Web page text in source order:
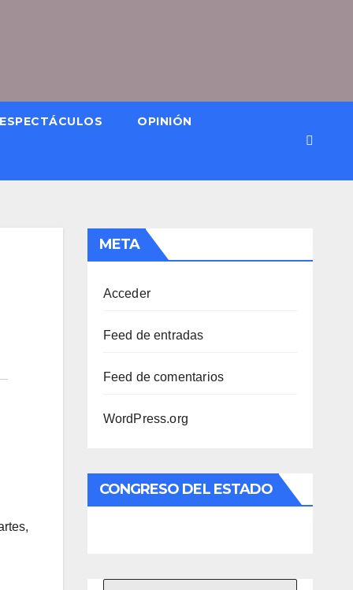
ESPECTÁCULOS OPINIÓN
META
Acceder
Feed de entradas
Feed de comentarios
WordPress.org
CONGRESO DEL ESTADO